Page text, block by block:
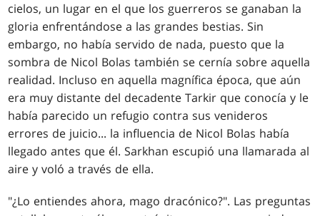
cielos, un lugar en el que los guerreros se ganaban la
gloria enfrentándose a las grandes bestias. Sin
embargo, no había servido de nada, puesto que la
sombra de Nicol Bolas también se cernía sobre aquella
realidad. Incluso en aquella magnífica época, que aún
era muy distante del decadente Tarkir que conocía y le
había parecido un refugio contra sus venideros
errores de juicio... la influencia de Nicol Bolas había
llegado antes que él. Sarkhan escupió una llamarada al
aire y voló a través de ella.
"¿Lo entiendes ahora, mago dracónico?". Las preguntas